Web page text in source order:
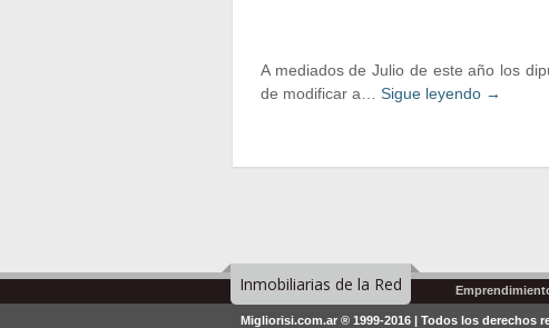
A mediados de Julio de este año los
de modificar a… Sigue leyendo →
Inmobiliarias de la Red
Migliorisi.com.ar ® 1999-2016 | Todos los derechos